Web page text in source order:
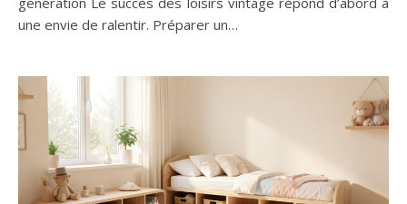
une envie de ralentir. Préparer un…